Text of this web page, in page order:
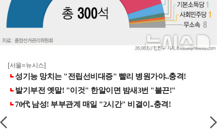
[서울=뉴시스]